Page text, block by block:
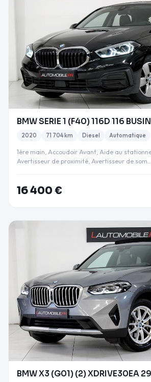
BMW SERIE 1 (F40) 116D 116
2020 71 704 km Diesel Automatique
1ère main, Accoudoir Avant, Aide au
Avertisseur de proximité, Avertisseur de som…
16 400 €